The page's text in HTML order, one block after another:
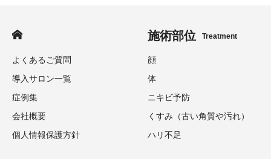
よくあるご質問
導入サロン一覧
症例集
会社概要
個人情報保護方針
施術部位 Treatment
顔
体
ニキビ予防
くすみ（古い角質や汚れ）
ハリ不足